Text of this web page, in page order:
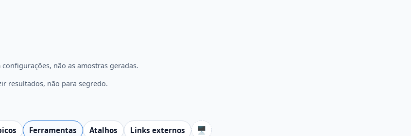
Ferramentas Atalhos Links externos 🖥️
não as amostras geradas.
resultados, não para segredo.